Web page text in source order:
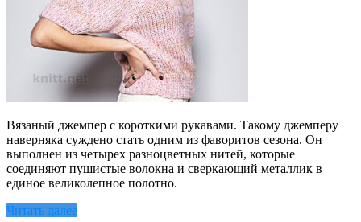
Вязаный джемпер с короткими рукавами. Такому джемперу
наверняка суждено стать одним из фаворитов сезона. Он
выполнен из четырех разноцветных нитей, которые
соединяют пушистые волокна и сверкающий металлик в
единое великолепное полотно.
Читать далее